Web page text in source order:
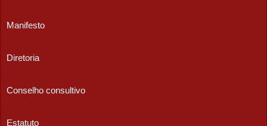
Manifesto
Diretoria
Conselho consultivo
Estatuto